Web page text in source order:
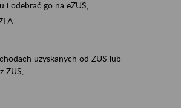
i odebrać go na eZUS,
uzyskanych od ZUS lub
ZUS,